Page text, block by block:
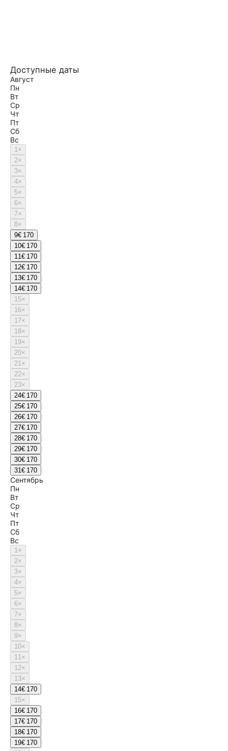
Доступные даты
Август
Пн
Вт
Ср
Чт
Пт
Сб
Вс
1×
2×
3×
4×
5×
6×
7×
8×
9€ 170
10€ 170
11€ 170
12€ 170
13€ 170
14€ 170
15×
16×
17×
18×
19×
20×
21×
22×
23×
24€ 170
25€ 170
26€ 170
27€ 170
28€ 170
29€ 170
30€ 170
31€ 170
Сентябрь
Пн
Вт
Ср
Чт
Пт
Сб
Вс
1×
2×
3×
4×
5×
6×
7×
8×
9×
10×
11×
12×
13×
14€ 170
15×
16€ 170
17€ 170
18€ 170
19€ 170